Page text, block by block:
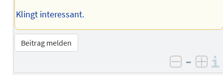
Klingt interessant.
Beitrag melden
negativ
–